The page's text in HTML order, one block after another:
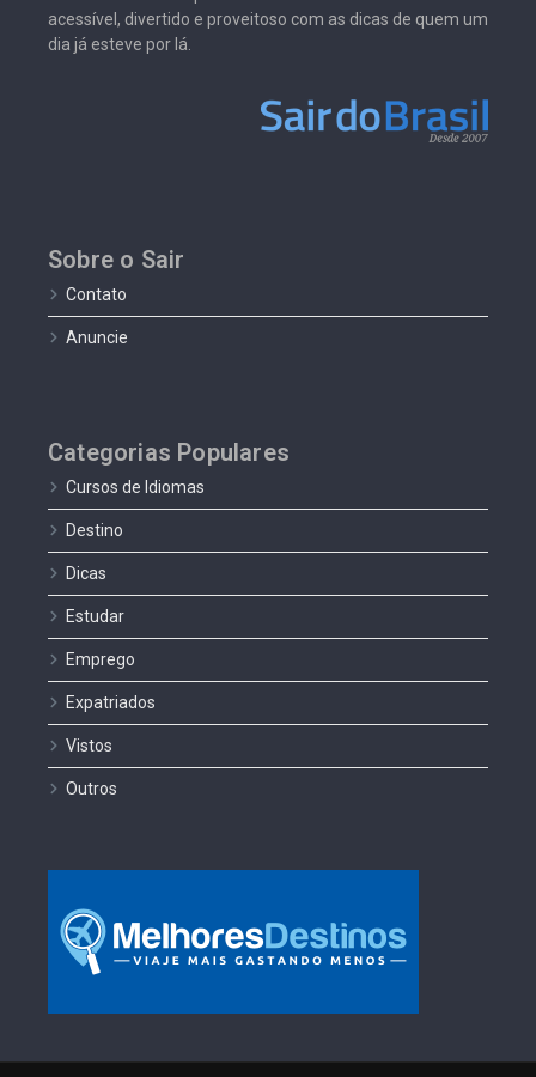
acessível, divertido e proveitoso com as dicas de quem um
dia já esteve por lá.
Sobre o Sair
Contato
Anuncie
Categorias Populares
Cursos de Idiomas
Destino
Dicas
Estudar
Emprego
Expatriados
Vistos
Outros